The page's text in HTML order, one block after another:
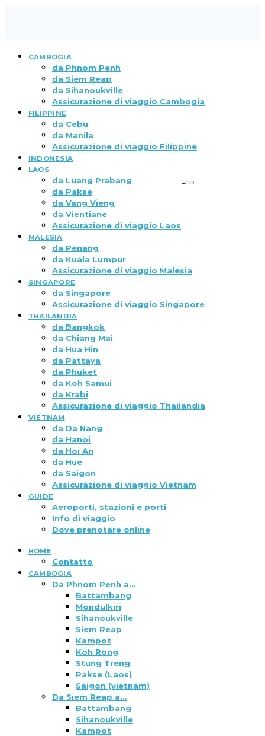
CAMBOGIA
da Phnom Penh
da Siem Reap
da Sihanoukville
Assicurazione di viaggio Cambogia
FILIPPINE
da Cebu
da Manila
Assicurazione di viaggio Filippine
INDONESIA
LAOS
da Luang Prabang
da Pakse
da Vang Vieng
da Vientiane
Assicurazione di viaggio Laos
MALESIA
da Penang
da Kuala Lumpur
Assicurazione di viaggio Malesia
SINGAPORE
da Singapore
Assicurazione di viaggio Singapore
THAILANDIA
da Bangkok
da Chiang Mai
da Hua Hin
da Pattaya
da Phuket
da Koh Samui
da Krabi
Assicurazione di viaggio Thailandia
VIETNAM
da Da Nang
da Hanoi
da Hoi An
da Hue
da Saigon
Assicurazione di viaggio Vietnam
GUIDE
Aeroporti, stazioni e porti
Info di viaggio
Dove prenotare online
HOME
Contatto
CAMBOGIA
Da Phnom Penh a…
Battambang
Mondulkiri
Sihanoukville
Siem Reap
Kampot
Koh Rong
Stung Treng
Pakse (Laos)
Saigon (vietnam)
Da Siem Reap a…
Battambang
Sihanoukville
Kampot